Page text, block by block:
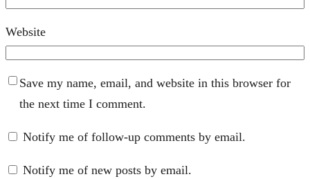
Website
Save my name, email, and website in this browser for
the next time I comment.
Notify me of follow-up comments by email.
Notify me of new posts by email.